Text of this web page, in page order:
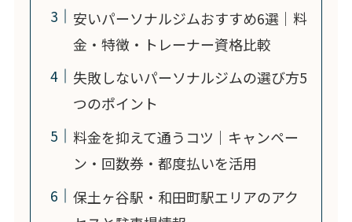
安いパーソナルジムおすすめ6選｜料
金・特徴・トレーナー資格比較
失敗しないパーソナルジムの選び方5
つのポイント
料金を抑えて通うコツ｜キャンペー
ン・回数券・都度払いを活用
保土ヶ谷駅・和田町駅エリアのアク